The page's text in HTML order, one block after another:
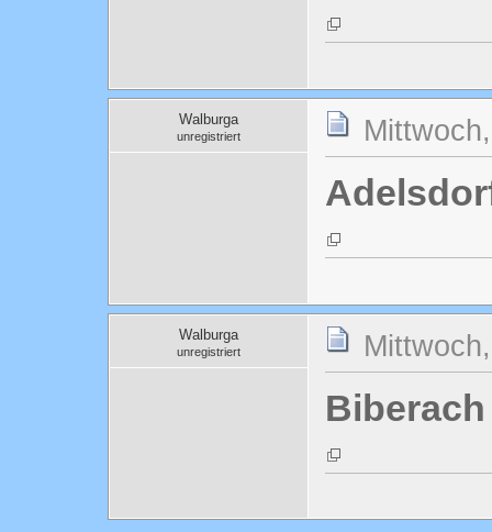
Walburga
unregistriert
Walburga
unregistriert